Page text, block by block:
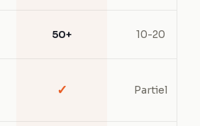
50+ 10-20
✓ Partiel